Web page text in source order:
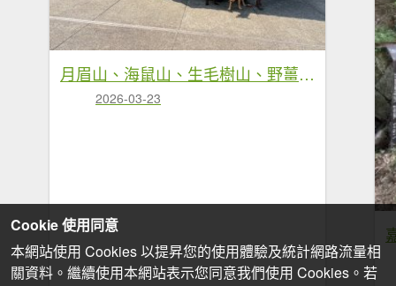
月眉山、海鼠山、生毛樹山、野薑花步道、進學古道
2026-03-23
Cookie 使用同意
本網站使用 Cookies 以提昇您的使用體驗及統計網路流量相
關資料。繼續使用本網站表示您同意我們使用 Cookies。若